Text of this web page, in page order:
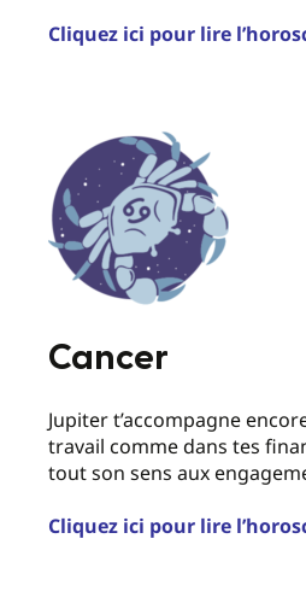
Cliquez ici pour lire
Cancer
Jupiter t’accompagne
travail comme dans tes
tout son sens aux
Cliquez ici pour lire